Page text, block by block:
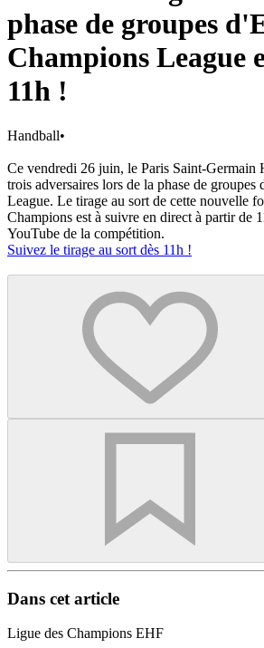
phase de groupes
Champions League
11h !
Handball•
Ce vendredi 26 juin, le Paris Saint-Germain
trois adversaires lors de la phase de
League. Le tirage au sort de cette nouvelle
Champions est à suivre en direct à partir de
YouTube de la compétition.
Suivez le tirage au sort dès 11h !
Dans cet article
Ligue des Champions EHF